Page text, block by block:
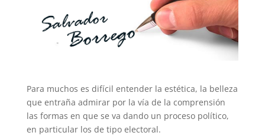
Para muchos es difícil entender la estética, la belleza
que entraña admirar por la vía de la comprensión
las formas en que se va dando un proceso político,
en particular los de tipo electoral.